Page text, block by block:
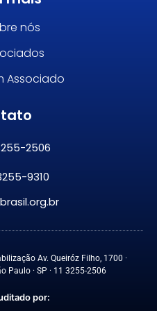
nós
Associado
2506
9310
Av. Queiróz Filho, 1700 ·
Paulo · SP · 11 3255-2506
por: